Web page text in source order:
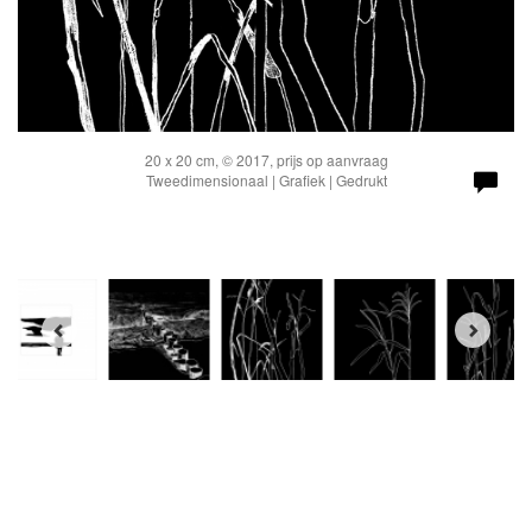
20 x 20 cm, © 2017, prijs op aanvraag
Tweedimensionaal | Grafiek | Gedrukt